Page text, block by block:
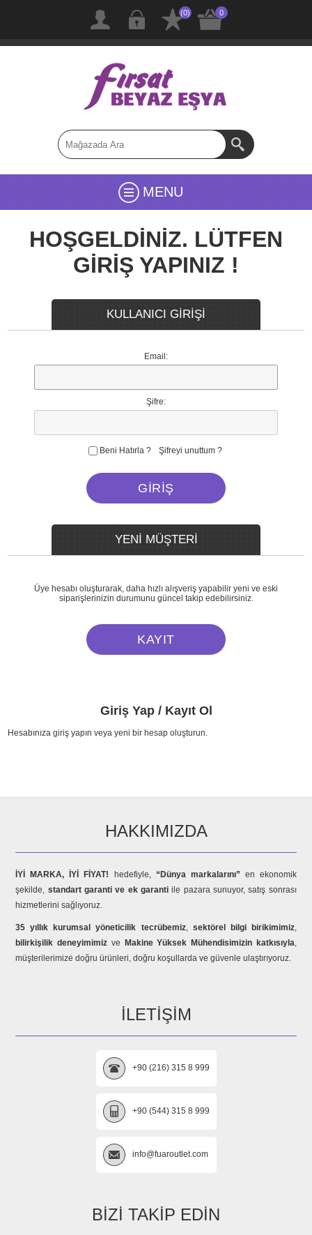
(0) 0
MENU
HOŞGELDİNİZ. LÜTFEN
GİRİŞ YAPINIZ !
KULLANICI GİRİŞİ
Email:
Şifre:
Beni Hatırla ? Şifreyi unuttum ?
YENİ MÜŞTERİ
Üye hesabı oluşturarak, daha hızlı alışveriş yapabilir yeni ve eski
siparişlerinizin durumunu güncel takip edebilirsiniz.
Giriş Yap / Kayıt Ol
Hesabınıza giriş yapın veya yeni bir hesap oluşturun.
HAKKIMIZDA
İYİ MARKA, İYİ FİYAT! hedefiyle, “Dünya markalarını” en ekonomik
şekilde, standart garanti ve ek garanti ile pazara sunuyor, satış sonrası
hizmetlerini sağlıyoruz.
35 yıllık kurumsal yöneticilik tecrübemiz, sektörel bilgi birikimimiz,
bilirkişilik deneyimimiz ve Makine Yüksek Mühendisimizin katkısıyla,
müşterilerimize doğru ürünleri, doğru koşullarda ve güvenle ulaştırıyoruz.
İLETIŞIM
+90 (216) 315 8 999
+90 (544) 315 8 999
info@fuaroutlet.com
BIZI TAKIP EDIN